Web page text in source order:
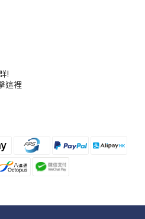
!
這裡